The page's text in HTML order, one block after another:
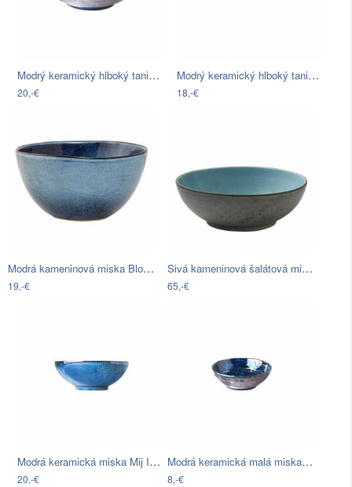
Modrý keramický hlboký tanier MIJ…
20,-€
Modrý keramický hlboký tanier Mij…
18,-€
Modrá kameninová miska Bloomingville…
19,-€
Sivá kameninová šalátová misa s…
65,-€
Modrá keramická miska Mij Indigo, ø 21…
20,-€
Modrá keramická malá miska MIJ Copper…
8,-€